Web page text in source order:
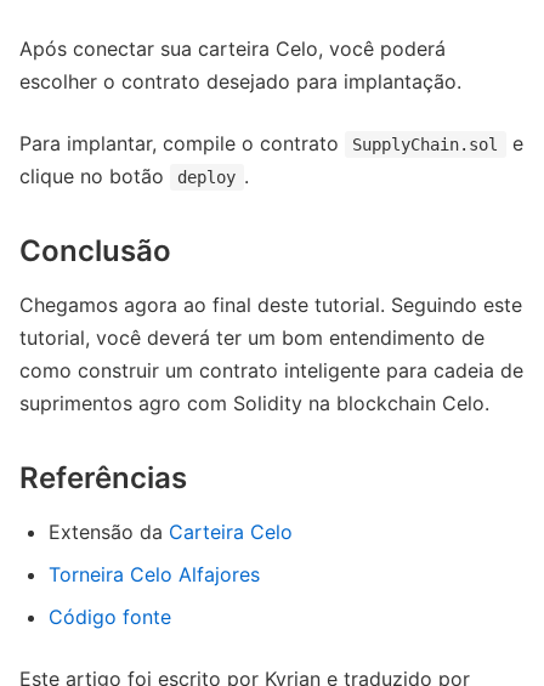
Após conectar sua carteira Celo, você poderá
escolher o contrato desejado para implantação.
Para implantar, compile o contrato SupplyChain.sol
e
clique no botão
deploy .
Conclusão
Chegamos agora ao final deste tutorial. Seguindo este
tutorial, você deverá ter um bom entendimento de
como construir um contrato inteligente para cadeia de
suprimentos agro com Solidity na blockchain Celo.
Referências
Extensão da Carteira Celo
Torneira Celo Alfajores
Código fonte
Este artigo foi escrito por Kyrian e traduzido por